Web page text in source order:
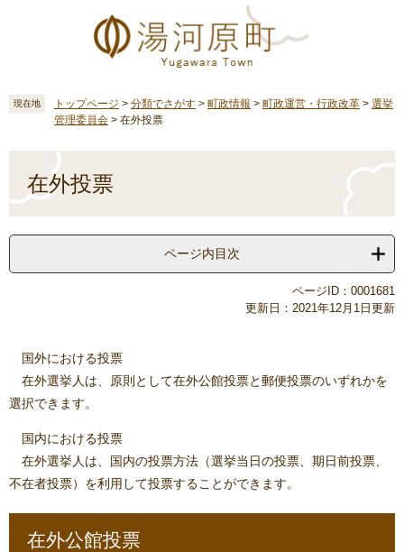
文
へ
現在地 トップページ > 分類でさがす > 町政情報 > 町政運営・行政改革 > 選挙
管理委員会 > 在外投票
在外投票
ページ内目次
ページID：0001681
更新日：2021年12月1日更新
国外における投票
在外選挙人は、原則として在外公館投票と郵便投票のいずれかを
選択できます。
国内における投票
在外選挙人は、国内の投票方法（選挙当日の投票、期日前投票、
不在者投票）を利用して投票することができます。
在外公館投票